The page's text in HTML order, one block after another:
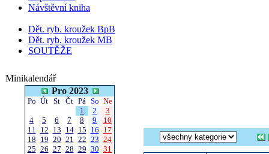
Návštěvní kniha
Dět. ryb. kroužek BpB
Dět. ryb. kroužek MB
SOUTĚŽE
Minikalendář
Pro 2023
Po Út St Čt Pá So Ne
1
2
3
4
5 6 7 8 9
10
11 12 13 14 15 16 17
18 19 20 21 22 23 24
25 26 27 28 29 30 31